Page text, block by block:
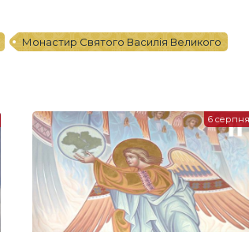
Монастир Святого Василія Великого
6 серпня